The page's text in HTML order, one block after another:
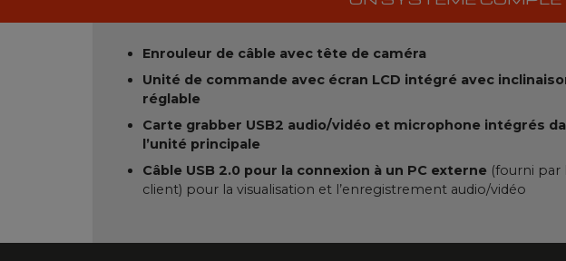
Enrouleur de câble avec tête de caméra
Unité de commande avec écran LCD intégré avec
réglable
Carte grabber USB2 audio/vidéo et microphone intégrés
l’unité principale
Câble USB 2.0 pour la connexion à un PC externe (fourni par
client) pour la visualisation et l’enregistrement audio/vidéo